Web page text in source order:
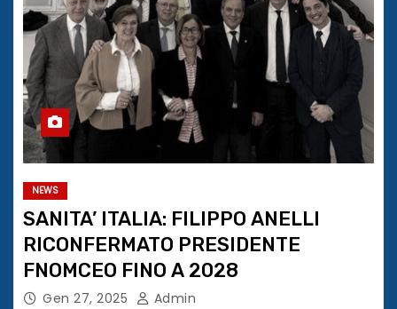
NEWS
SANITA’ ITALIA: FILIPPO ANELLI
RICONFERMATO PRESIDENTE
FNOMCEO FINO A 2028
Gen 27, 2025 Admin